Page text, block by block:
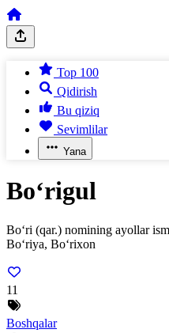
Top 100
Qidirish
Bu qiziq
Sevimlilar
Yana
Bo‘rigul
Bo‘ri (qar.) nomining ayollar
Bo‘riya, Bo‘rixon
11
Boshqalar